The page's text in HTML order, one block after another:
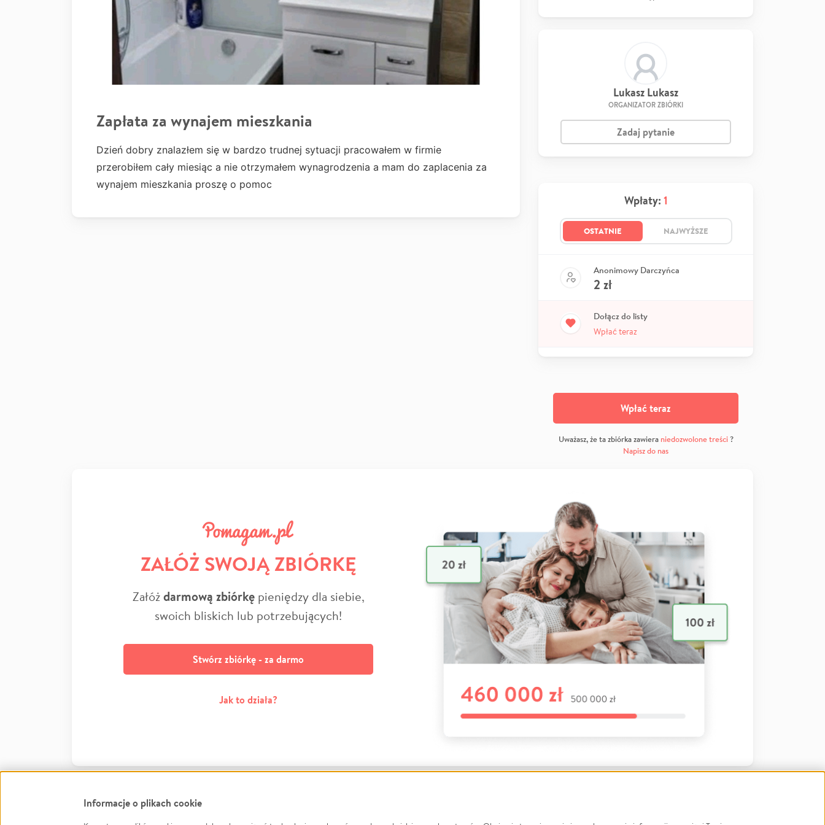
Zapłata za wynajem mieszkania
Dzień dobry znalazłem się w bardzo trudnej sytuacji pracowałem w firmie
przerobiłem cały miesiąc a nie otrzymałem wynagrodzenia a mam do zaplacenia za
wynajem mieszkania proszę o pomoc
Lukasz Lukasz
ORGANIZATOR ZBIÓRKI
Zadaj pytanie
Wpłaty: 1
OSTATNIE NAJWYŻSZE
Anonimowy Darczyńca
2 zł
Dołącz do listy
Wpłać teraz
Wpłać teraz
Uważasz, że ta zbiórka zawiera niedozwolone treści?
Napisz do nas
ZAŁÓŻ SWOJĄ ZBIÓRKĘ
Załóżdarmową zbiórkępieniędzy dla siebie,
swoich bliskich lub potrzebujących!
Stwórz zbiórkę - za darmo
Jak to działa?
Informacje o plikach cookie